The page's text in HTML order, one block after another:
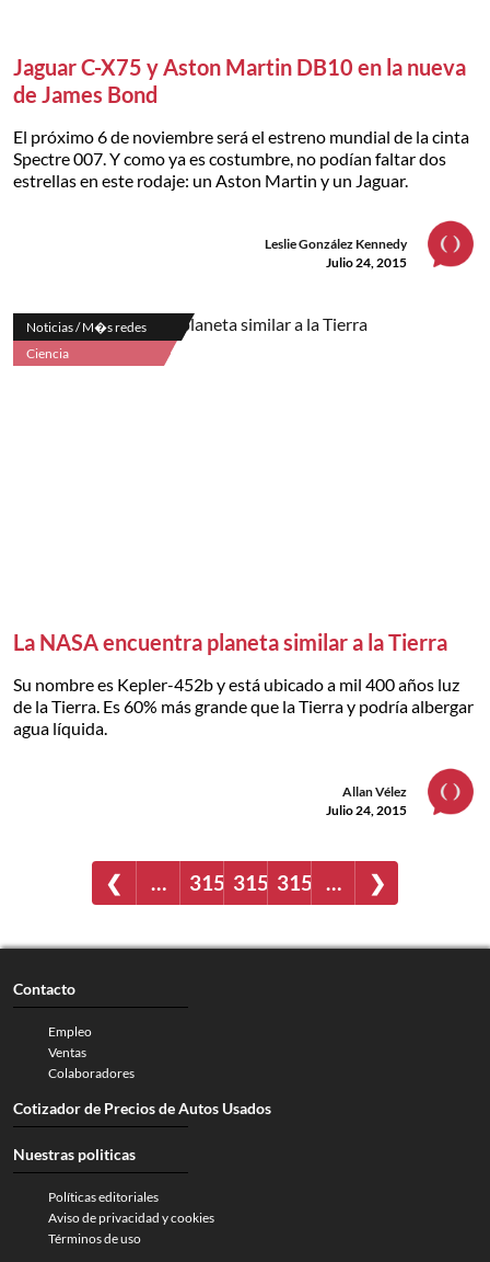
Jaguar C-X75 y Aston Martin DB10 en la nueva
de James Bond
El próximo 6 de noviembre será el estreno mundial de la cinta
Spectre 007. Y como ya es costumbre, no podían faltar dos
estrellas en este rodaje: un Aston Martin y un Jaguar.
Leslie González Kennedy
Julio 24, 2015
Noticias / M�s redes
Ciencia
La NASA encuentra planeta similar a la Tierra
Su nombre es Kepler-452b y está ubicado a mil 400 años luz
de la Tierra. Es 60% más grande que la Tierra y podría albergar
agua líquida.
Allan Vélez
Julio 24, 2015
❮ … 315431553156 … ❯
Contacto
Empleo
Ventas
Colaboradores
Cotizador de Precios de Autos Usados
Nuestras politicas
Políticas editoriales
Aviso de privacidad y cookies
Términos de uso